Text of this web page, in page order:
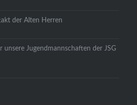
der Alten Herren
unsere Jugendmannschaften der JSG